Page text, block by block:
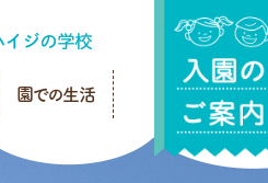
園での生活